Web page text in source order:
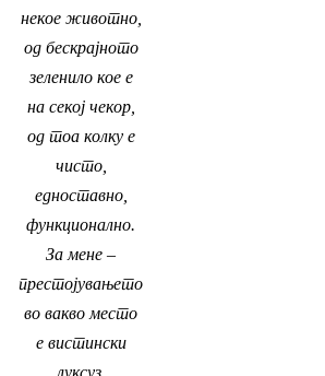
некое животно,
од бескрајното
зеленило кое е
на секој чекор,
од тоа колку е
чисто,
едноставно,
функционално.
За мене –
престојувањето
во вакво место
е вистински